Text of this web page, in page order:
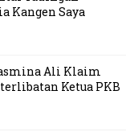
Kangen Saya
Ali Klaim
Ketua PKB